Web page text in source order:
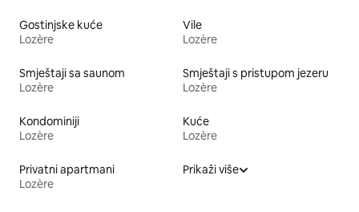
Gostinjske kuće
Lozère
Vile
Lozère
Smještaji sa saunom
Lozère
Smještaji s pristupom jezeru
Lozère
Kondominiji
Lozère
Kuće
Lozère
Privatni apartmani
Lozère
Prikaži više